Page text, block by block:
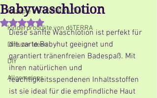
Rezepte mit dōTERRA Ölen
Kinderprodukte von dōTERRA
Diffuser Ideen
DIY
Allgemeines
Babywaschlotion
Mit NaN von 5 Sternen bewertet.
Diese sanfte Waschlotion ist perfekt für
die zarte Babyhut geeignet und
garantiert tränenfreien Badespaß. Mit
ihren natürlichen und
feuchtigkeitsspendenen Inhaltsstoffen
ist sie ideal für die empfindliche Haut